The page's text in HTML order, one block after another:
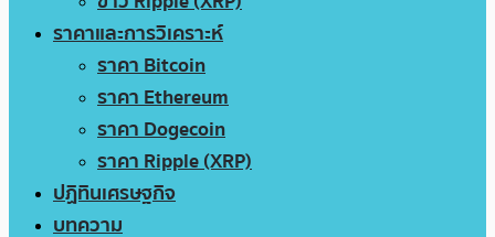
ราคาและการวิเคราะห์
ราคา Bitcoin
ราคา Ethereum
ราคา Dogecoin
ราคา Ripple (XRP)
ปฏิทินเศรษฐกิจ
บทความ